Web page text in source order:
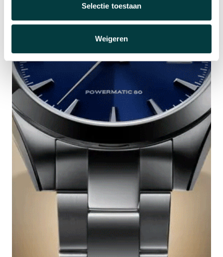
Selectie toestaan
Weigeren